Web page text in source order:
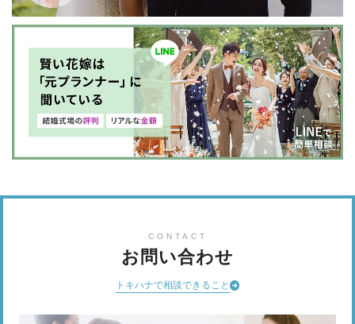
CONTACT
お問い合わせ
トキハナで相談できること